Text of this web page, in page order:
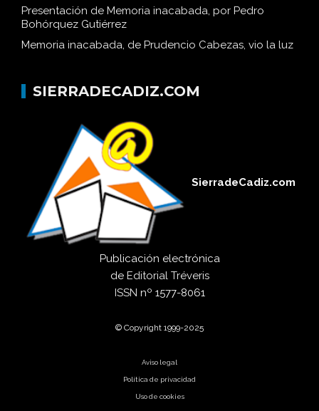
Presentación de Memoria inacabada, por Pedro
Bohórquez Gutiérrez
Memoria inacabada, de Prudencio Cabezas, vio la luz
SIERRADECADIZ.COM
SierradeCadiz.com
Publicación electrónica
de Editorial Tréveris
ISSN nº 1577-8061
© Copyright 1999-2025
Aviso legal
Política de privacidad
Uso de cookies